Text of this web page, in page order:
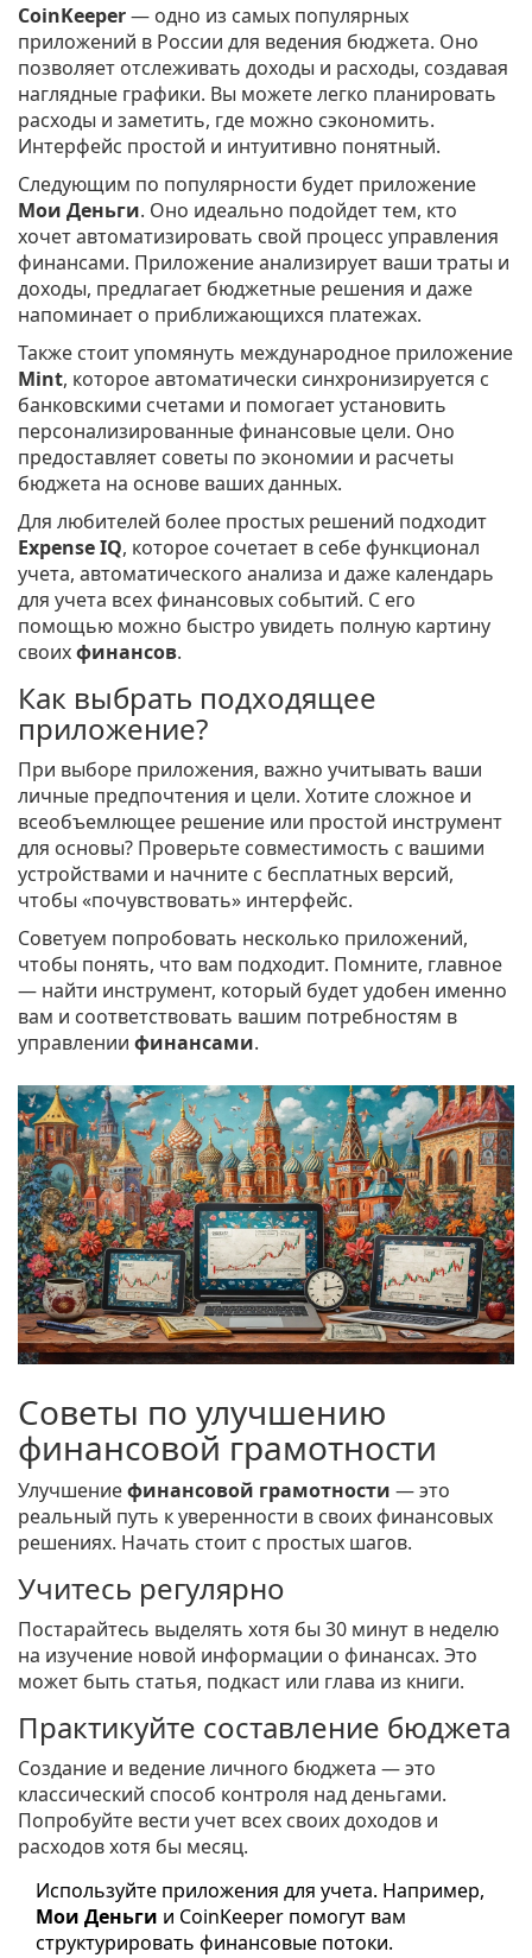
CoinKeeper— одно из самых популярных
приложений в России для ведения бюджета. Оно
позволяет отслеживать доходы и расходы, создавая
наглядные графики. Вы можете легко планировать
расходы и заметить, где можно сэкономить.
Интерфейс простой и интуитивно понятный.
Следующим по популярности будет приложение
Мои Деньги. Оно идеально подойдет тем, кто
хочет автоматизировать свой процесс управления
финансами. Приложение анализирует ваши траты и
доходы, предлагает бюджетные решения и даже
напоминает о приближающихся платежах.
Также стоит упомянуть международное приложение
Mint, которое автоматически синхронизируется с
банковскими счетами и помогает установить
персонализированные финансовые цели. Оно
предоставляет советы по экономии и расчеты
бюджета на основе ваших данных.
Для любителей более простых решений подходит
Expense IQ, которое сочетает в себе функционал
учета, автоматического анализа и даже календарь
для учета всех финансовых событий. С его
помощью можно быстро увидеть полную картину
своихфинансов.
Как выбрать подходящее
приложение?
При выборе приложения, важно учитывать ваши
личные предпочтения и цели. Хотите сложное и
всеобъемлющее решение или простой инструмент
для основы? Проверьте совместимость с вашими
устройствами и начните с бесплатных версий,
чтобы «почувствовать» интерфейс.
Советуем попробовать несколько приложений,
чтобы понять, что вам подходит. Помните, главное
— найти инструмент, который будет удобен именно
вам и соответствовать вашим потребностям в
управлении финансами.
Советы по улучшению
финансовой грамотности
Улучшениефинансовой грамотности — это
реальный путь к уверенности в своих финансовых
решениях. Начать стоит с простых шагов.
Учитесь регулярно
Постарайтесь выделять хотя бы 30 минут в неделю
на изучение новой информации о финансах. Это
может быть статья, подкаст или глава из книги.
Практикуйте составление бюджета
Создание и ведение личного бюджета — это
классический способ контроля над деньгами.
Попробуйте вести учет всех своих доходов и
расходов хотя бы месяц.
Используйте приложения для учета. Например,
Мои Деньги и CoinKeeper помогут вам
структурировать финансовые потоки.